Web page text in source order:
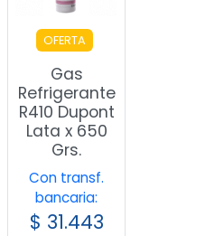
OFERTA
Gas
Refrigerante
R410 Dupont
Lata x 650
Grs.
Con transf.
bancaria:
$ 31.443